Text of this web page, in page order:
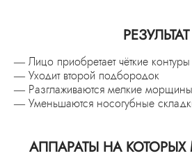
РЕЗУЛЬТАТ
— Лицо приобретает чёткие контуры
— Уходит второй подбородок
— Разглаживаются мелкие морщины
— Уменьшаются носогубные
АППАРАТЫ НА